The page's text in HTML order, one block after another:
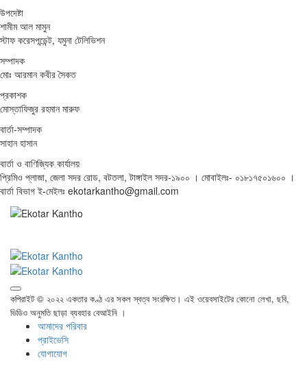
উপদেষ্টা
শামীম আল মামুন
স্টাফ করেসপন্ডেন্ট, যমুনা টেলিভিশন
সম্পাদক
মোঃ আরমান কবীর সৈকত
প্রকাশক
মোস্তাফিজুর রহমান মারুফ
বার্তা-সম্পাদক
সাহান হাসান
বার্তা ও বাণিজ্যিক কার্যালয়
প্রিমিও প্লাজা, জেলা সদর রোড, বটতলা, টাঙ্গাইল সদর-১৯০০ । মোবাইলঃ- ০১৮১৭৫০১৬০০ ।
বার্তা বিভাগ ই-মেইলঃ ekotarkantho@gmail.com
কপিরাইট © ২০২২ একতার কণ্ঠ এর সকল স্বত্ব সংরক্ষিত। এই ওয়েবসাইটের কোনো লেখা, ছবি,
ভিডিও অনুমতি ছাড়া ব্যবহার বেআইনি ।
আমাদের পরিবার
প্রাইভেসি
যোগাযোগ